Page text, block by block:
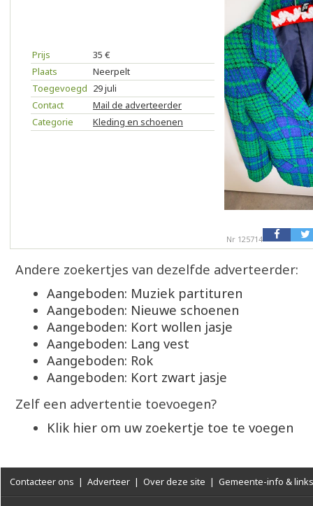
Prijs
35 €
Plaats
Neerpelt
Toegevoegd 29 juli
Contact
Mail de adverteerder
Categorie
Kleding en schoenen
Nr 125714
Andere zoekertjes van dezelfde adverteerder:
Aangeboden: Muziek partituren
Aangeboden: Nieuwe schoenen
Aangeboden: Kort wollen jasje
Aangeboden: Lang vest
Aangeboden: Rok
Aangeboden: Kort zwart jasje
Zelf een advertentie toevoegen?
Klik hier om uw zoekertje toe te voegen
Contacteer ons | Adverteer | Over deze site | Gemeente-info & links